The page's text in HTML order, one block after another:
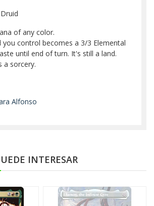
of any color.
you control becomes a 3/3 Elemental
until end of turn. It's still a land.
a sorcery.
Alfonso
INTERESAR